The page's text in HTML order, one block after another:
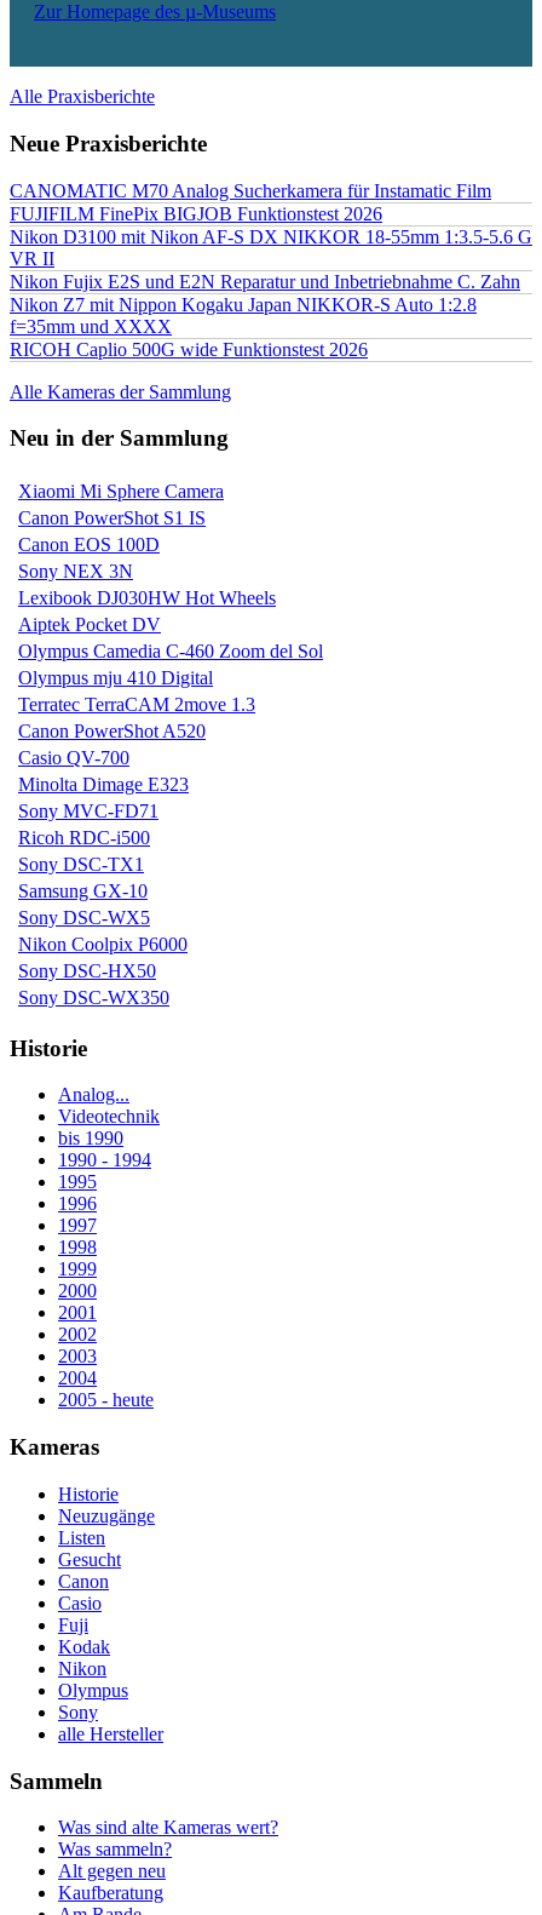
Zur Homepage des µ-Museums
Alle Praxisberichte
Neue Praxisberichte
CANOMATIC M70 Analog Sucherkamera für Instamatic Film
FUJIFILM FinePix BIGJOB Funktionstest 2026
Nikon D3100 mit Nikon AF-S DX NIKKOR 18-55mm 1:3.5-5.6 G
VR II
Nikon Fujix E2S und E2N Reparatur und Inbetriebnahme C. Zahn
Nikon Z7 mit Nippon Kogaku Japan NIKKOR-S Auto 1:2.8
f=35mm und XXXX
RICOH Caplio 500G wide Funktionstest 2026
Alle Kameras der Sammlung
Neu in der Sammlung
Xiaomi Mi Sphere Camera
Canon PowerShot S1 IS
Canon EOS 100D
Sony NEX 3N
Lexibook DJ030HW Hot Wheels
Aiptek Pocket DV
Olympus Camedia C-460 Zoom del Sol
Olympus mju 410 Digital
Terratec TerraCAM 2move 1.3
Canon PowerShot A520
Casio QV-700
Minolta Dimage E323
Sony MVC-FD71
Ricoh RDC-i500
Sony DSC-TX1
Samsung GX-10
Sony DSC-WX5
Nikon Coolpix P6000
Sony DSC-HX50
Sony DSC-WX350
Historie
Analog...
Videotechnik
bis 1990
1990 - 1994
1995
1996
1997
1998
1999
2000
2001
2002
2003
2004
2005 - heute
Kameras
Historie
Neuzugänge
Listen
Gesucht
Canon
Casio
Fuji
Kodak
Nikon
Olympus
Sony
alle Hersteller
Sammeln
Was sind alte Kameras wert?
Was sammeln?
Alt gegen neu
Kaufberatung